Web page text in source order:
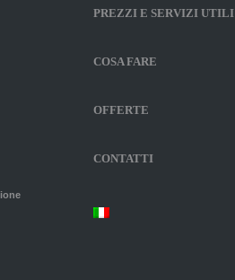
PREZZI E SERVIZI UTILI
COSA FARE
OFFERTE
CONTATTI